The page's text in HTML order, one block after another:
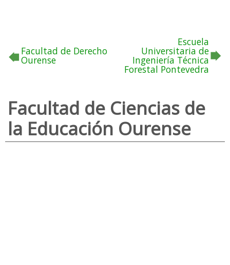
Facultad de Derecho
Ourense
Escuela
Universitaria de
Ingeniería Técnica
Forestal Pontevedra
Facultad de Ciencias de
la Educación Ourense